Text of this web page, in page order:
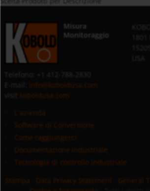
Misura
Monitoraggio
info@koboldusa.com
koboldusa.com
L`azienda
Software di Conversione
Come raggiungerci
Documentazione industriale
Tecnologia di controllo industriale
Stampa
Data Privacy Statement General